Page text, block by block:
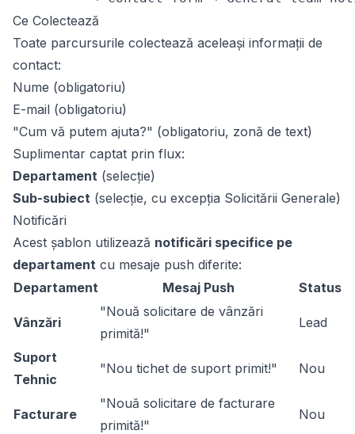
Ce Colectează
Toate parcursurile colectează aceleași informații de
contact:
Nume (obligatoriu)
E-mail (obligatoriu)
"Cum vă putem ajuta?" (obligatoriu, zonă de text)
Suplimentar captat prin flux:
Departament (selecție)
Sub-subiect (selecție, cu excepția Solicitării Generale)
Notificări
Acest șablon utilizează notificări specifice pe
departament cu mesaje push diferite:
Departament
Mesaj Push Status
Vânzări
"Nouă solicitare de vânzări
primită!"
Lead
Suport
Tehnic
"Nou tichet de suport primit!" Nou
Facturare
"Nouă solicitare de facturare
primită!"
Nou